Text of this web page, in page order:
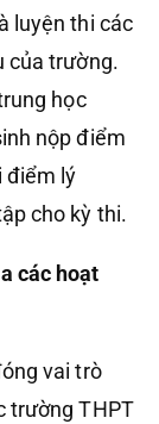
luyện thi các
của trường.
học
nộp điểm
điểm lý
cho kỳ thi.
các hoạt
vai trò
trường THPT